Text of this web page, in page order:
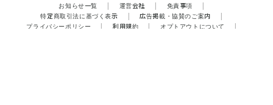
お知らせ一覧 | 運営会社 | 免責事項
|
特定商取引法に基づく表示
| 広告掲載・協賛のご案内
|
プライバシーポリシー
| 利用規約 | オプトアウトについて
|